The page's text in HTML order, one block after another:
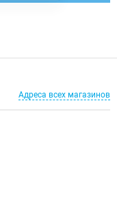
Адреса всех магазинов